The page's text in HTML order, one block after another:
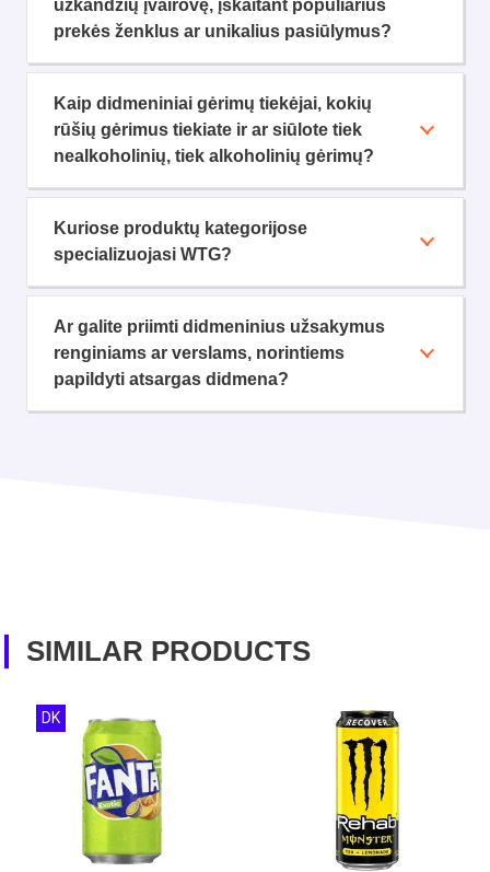
užkandžių įvairovę, įskaitant populiarius
prekės ženklus ar unikalius pasiūlymus?
Kaip didmeniniai gėrimų tiekėjai, kokių
rūšių gėrimus tiekiate ir ar siūlote tiek
nealkoholinių, tiek alkoholinių gėrimų?
Kuriose produktų kategorijose
specializuojasi WTG?
Ar galite priimti didmeninius užsakymus
renginiams ar verslams, norintiems
papildyti atsargas didmena?
SIMILAR PRODUCTS
DK